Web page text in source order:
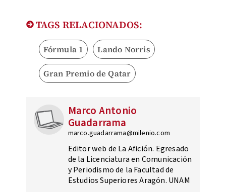
TAGS RELACIONADOS:
Fórmula 1 Lando Norris
Gran Premio de Qatar
Marco Antonio
Guadarrama
marco.guadarrama@milenio.com
Editor web de La Afición. Egresado
de la Licenciatura en Comunicación
y Periodismo de la Facultad de
Estudios Superiores Aragón. UNAM